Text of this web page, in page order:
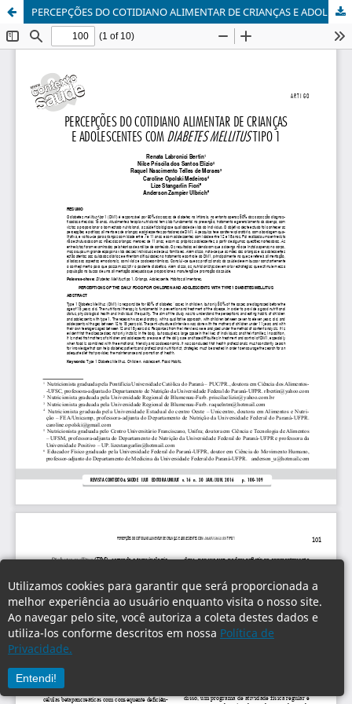
Utilizamos cookies para garantir que será proporcionada a
melhor experiência ao usuário enquanto visita o nosso site.
Ao navegar pelo site, você autoriza a coleta destes dados e
utiliza-los conforme descritos em nossa Política de
Privacidade.
Entendi!
PERCEPÇÕES DO COTIDIANO ALIMENTAR DE CRIANÇAS E ADOLESCENTES COM DIABETES MELLITUS TIPO 1